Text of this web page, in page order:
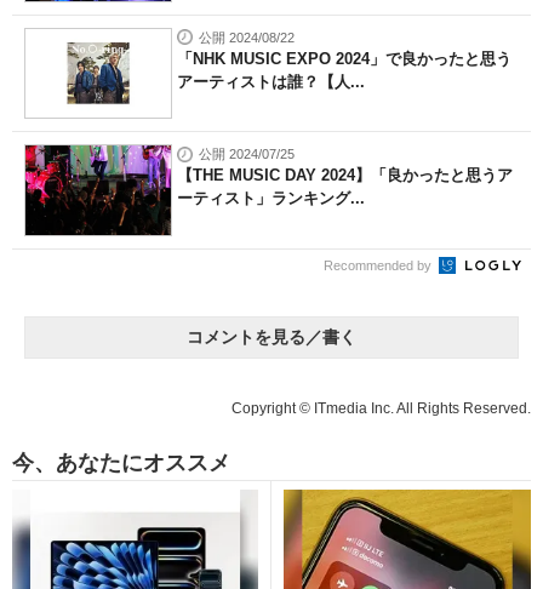
公開 2024/08/22
「NHK MUSIC EXPO 2024」で良かったと思う
アーティストは誰？【人...
公開 2024/07/25
【THE MUSIC DAY 2024】「良かったと思うア
ーティスト」ランキング...
Recommended by
コメントを見る／書く
Copyright © ITmedia Inc. All Rights Reserved.
今、あなたにオススメ